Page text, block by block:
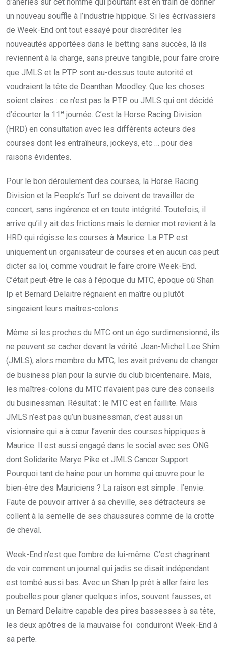
un nouveau souffle à l’industrie hippique. Si les écrivassiers
de Week-End ont tout essayé pour discréditer les
nouveautés apportées dans le betting sans succès, là ils
reviennent à la charge, sans preuve tangible, pour faire croire
que JMLS et la PTP sont au-dessus toute autorité et
voudraient la tête de Deanthan Moodley. Que les choses
soient claires : ce n’est pas la PTP ou JMLS qui ont décidé
d’écourter la 11 e journée. C’est la Horse Racing Division
(HRD) en consultation avec les différents acteurs des
courses dont les entraîneurs, jockeys, etc … pour des
raisons évidentes.
Pour le bon déroulement des courses, la Horse Racing
Division et la People’s Turf se doivent de travailler de
concert, sans ingérence et en toute intégrité. Toutefois, il
arrive qu’il y ait des frictions mais le dernier mot revient à la
HRD qui régisse les courses à Maurice. La PTP est
uniquement un organisateur de courses et en aucun cas peut
dicter sa loi, comme voudrait le faire croire Week-End.
C’était peut-être le cas à l’époque du MTC, époque où Shan
Ip et Bernard Delaitre régnaient en maître ou plutôt
singeaient leurs maîtres-colons.
Même si les proches du MTC ont un égo surdimensionné, ils
ne peuvent se cacher devant la vérité. Jean-Michel Lee Shim
(JMLS), alors membre du MTC, les avait prévenu de changer
de business plan pour la survie du club bicentenaire. Mais,
les maîtres-colons du MTC n’avaient pas cure des conseils
du businessman. Résultat : le MTC est en faillite. Mais
JMLS n’est pas qu’un businessman, c’est aussi un
visionnaire qui a à cœur l’avenir des courses hippiques à
Maurice. Il est aussi engagé dans le social avec ses ONG
dont Solidarite Marye Pike et JMLS Cancer Support.
Pourquoi tant de haine pour un homme qui œuvre pour le
bien-être des Mauriciens ? La raison est simple : l’envie.
Faute de pouvoir arriver à sa cheville, ses détracteurs se
collent à la semelle de ses chaussures comme de la crotte
de cheval.
Week-End n’est que l’ombre de lui-même. C’est chagrinant
de voir comment un journal qui jadis se disait indépendant
est tombé aussi bas. Avec un Shan Ip prêt à aller faire les
poubelles pour glaner quelques infos, souvent fausses, et
un Bernard Delaitre capable des pires bassesses à sa tête,
les deux apôtres de la mauvaise foi conduiront Week-End à
sa perte.